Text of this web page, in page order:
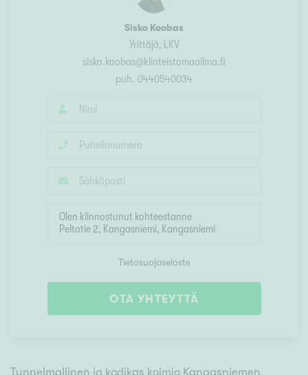
Sisko Koobas
Yrittäjä, LKV
sisko.koobas@kiinteistomaailma.fi
puh. 0440540034
Tietosuojaseloste
OTA YHTEYTTÄ
Tunnelmallinen ja kodikas kolmio Kangasniemen